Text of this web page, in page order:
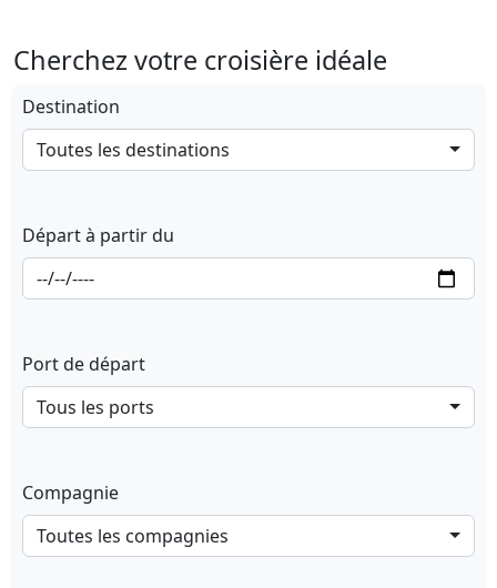
Cherchez votre croisière idéale
Destination
Toutes les destinations
Départ à partir du
Port de départ
Tous les ports
Compagnie
Toutes les compagnies